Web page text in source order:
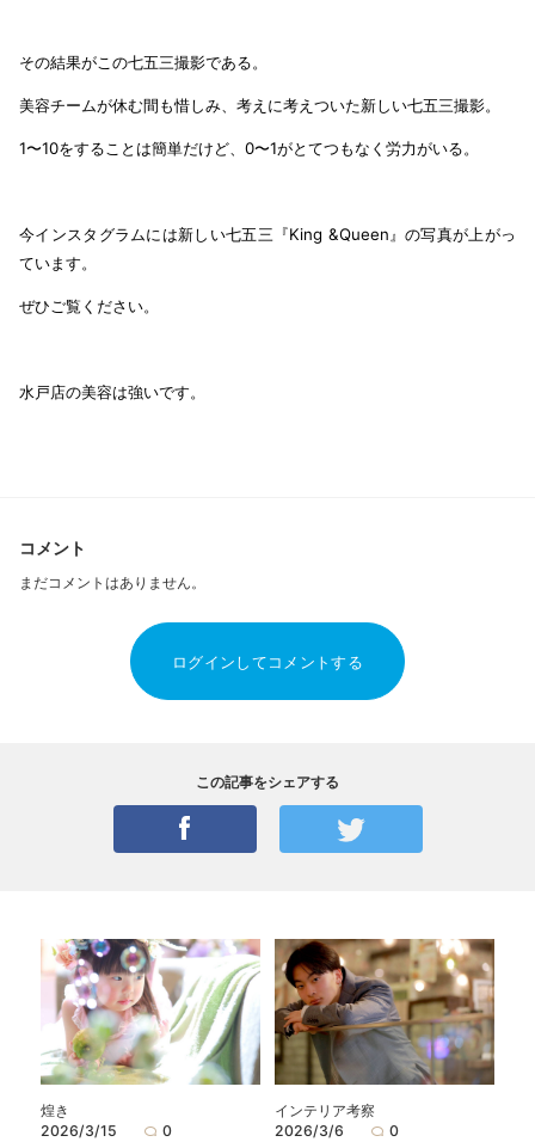
その結果がこの七五三撮影である。
美容チームが休む間も惜しみ、考えに考えついた新しい七五三撮影。
1〜10をすることは簡単だけど、0〜1がとてつもなく労力がいる。
今インスタグラムには新しい七五三『King &Queen』の写真が上がっ
ています。
ぜひご覧ください。
水戸店の美容は強いです。
コメント
まだコメントはありません。
ログインしてコメントする
この記事をシェアする
煌き
2026/3/15
0
インテリア考察
2026/3/6
0